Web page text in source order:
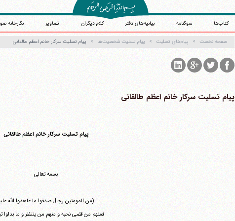
کتاب‌ها سوگنامه بیانیه‌های دفتر کلام دیگران تصاویر نگارخانه
صفحه نخست پیام‌های تسلیت پیام تسلیت شخصیت‌ها ‏پیام تسلیت سرکار خانم اعظم طالقانی ‏
‏پیام تسلیت سرکار خانم اعظم طالقانی ‏
پیام تسلیت سرکار خانم اعظم طالقانی
بسمه تعالی
(من المومنین رجال صدقوا ما عاهدوا الله
فمنهم من قضی نحبه و منهم من ینتظر و ما بدلوا